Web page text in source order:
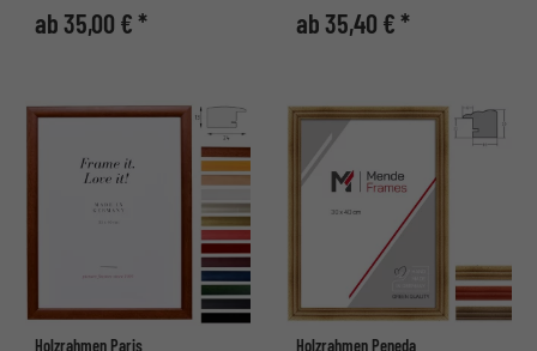
ab 35,00 € * ab 35,40 € *
Holzrahmen Paris Holzrahmen Peneda